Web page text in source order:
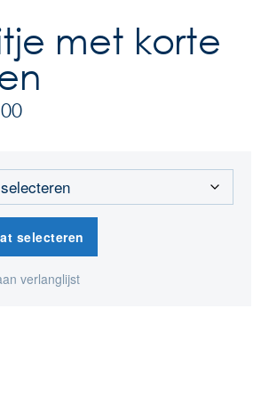
met korte
selecteren
verlanglijst